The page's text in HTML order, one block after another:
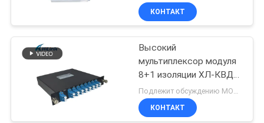
КОНТАКТ
Высокий
мультиплексор модуля
8+1 изоляции ХЛ-КВДМ
Мукс Демукс с каналом
8
Подлежит обсуждению MOQ:1pcs
КОНТАКТ